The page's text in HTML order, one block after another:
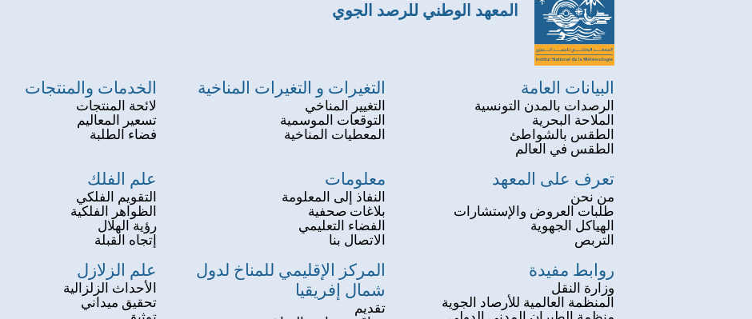
المعهد الوطني للرصد الجوي
البيانات العامة
الرصدات بالمدن التونسية
الملاحة البحرية
الطقس بالشواطئ
الطقس في العالم
التغيرات و التغيرات المناخية
التغيير المناخي
التوقعات الموسمية
المعطيات المناخية
الخدمات والمنتجات
لائحة المنتجات
تسعير المعاليم
فضاء الطلبة
تعرف على المعهد
من نحن
طلبات العروض والإستشارات
الهياكل الجهوية
التربص
معلومات
النفاذ إلى المعلومة
بلاغات صحفية
الفضاء التعليمي
الاتصال بنا
علم الفلك
التقويم الفلكي
الظواهر الفلكية
رؤية الهلال
إتجاه القبلة
روابط مفيدة
وزارة النقل
المنظمة العالمية للأرصاد الجوية
المركز الإقليمي للمناخ لدول
شمال إفريقيا
تقديم
علم الزلازل
الأحداث الزلزالية
تحقيق ميداني